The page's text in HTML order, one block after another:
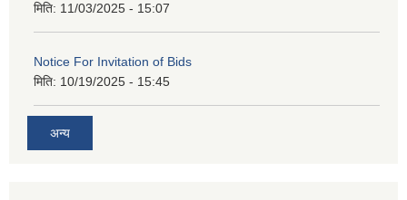
मिति: 11/03/2025 - 15:07
Notice For Invitation of Bids
मिति: 10/19/2025 - 15:45
अन्य